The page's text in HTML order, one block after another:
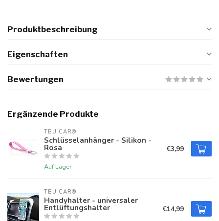
Produktbeschreibung
Eigenschaften
Bewertungen
Ergänzende Produkte
TBU CAR®
Schlüsselanhänger - Silikon -
Rosa
Auf Lager
€3,99
TBU CAR®
Handyhalter - universaler
Entlüftungshalter €14,99